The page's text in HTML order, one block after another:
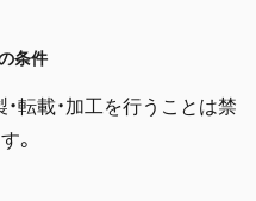
条件
転載・加工を行うことは禁
。